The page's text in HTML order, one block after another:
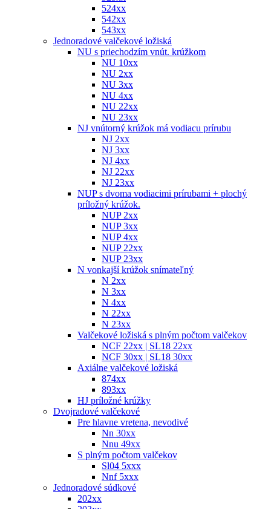
524xx
542xx
543xx
Jednoradové valčekové ložiská
NU s priechodzím vnút. krúžkom
NU 10xx
NU 2xx
NU 3xx
NU 4xx
NU 22xx
NU 23xx
NJ vnútorný krúžok má vodiacu prírubu
NJ 2xx
NJ 3xx
NJ 4xx
NJ 22xx
NJ 23xx
NUP s dvoma vodiacimi prírubami + plochý
príložný krúžok.
NUP 2xx
NUP 3xx
NUP 4xx
NUP 22xx
NUP 23xx
N vonkajší krúžok snímateľný
N 2xx
N 3xx
N 4xx
N 22xx
N 23xx
Valčekové ložiská s plným počtom valčekov
NCF 22xx | SL18 22xx
NCF 30xx | SL18 30xx
Axiálne valčekové ložiská
874xx
893xx
HJ príložné krúžky
Dvojradové valčekové
Pre hlavne vretena, nevodivé
Nn 30xx
Nnu 49xx
S plným počtom valčekov
Sl04 5xxx
Nnf 5xxx
Jednoradové súdkové
202xx